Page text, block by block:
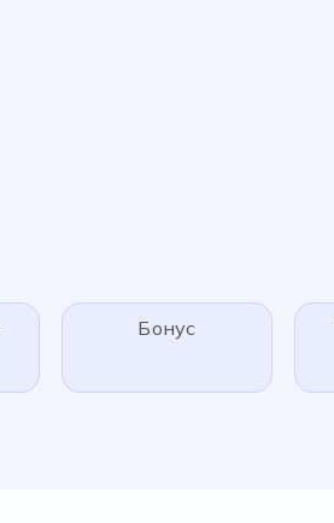
Бонус